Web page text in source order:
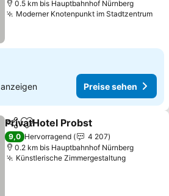
0.5 km bis Hauptbahnhof Nürnberg
Moderner Knotenpunkt im Stadtzentrum
anzeigen Preise sehen
TeilenZu Favoriten hinzufügen
PrivatHotel Probst
9,0 Hervorragend
4 207
0.2 km bis Hauptbahnhof Nürnberg
Künstlerische ZimmergestaltungPreise